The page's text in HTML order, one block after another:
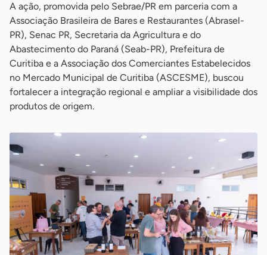
A ação, promovida pelo Sebrae/PR em parceria com a
Associação Brasileira de Bares e Restaurantes (Abrasel-
PR), Senac PR, Secretaria da Agricultura e do
Abastecimento do Paraná (Seab-PR), Prefeitura de
Curitiba e a Associação dos Comerciantes Estabelecidos
no Mercado Municipal de Curitiba (ASCESME), buscou
fortalecer a integração regional e ampliar a visibilidade dos
produtos de origem.